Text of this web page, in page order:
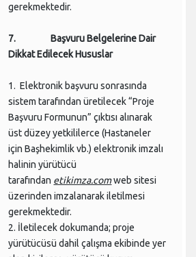
gerekmektedir.
7. Başvuru Belgelerine Dair
Dikkat Edilecek Hususlar
1. Elektronik başvuru sonrasında
sistem tarafından üretilecek “Proje
Başvuru Formunun” çıktısı alınarak
üst düzey yetkililerce (Hastaneler
için Başhekimlik vb.) elektronik imzalı
halinin yürütücü
tarafından etikimza.comweb sitesi
üzerinden imzalanarak iletilmesi
gerekmektedir.
2. İletilecek dokumanda; proje
yürütücüsü dahil çalışma ekibinde yer